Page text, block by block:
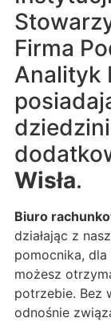
Firma
Analityk
Wisła.
Biuro
działając z
pomocnika,
możesz
potrzebie. Bez
odnośnie